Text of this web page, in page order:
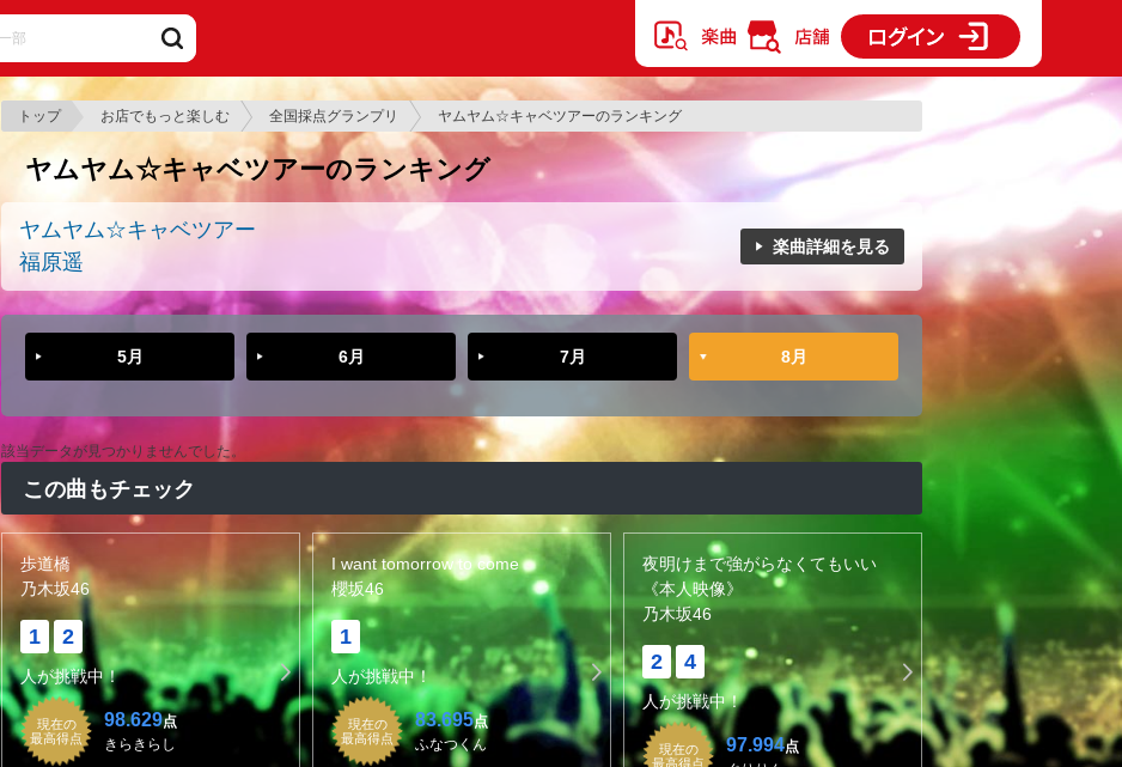
トップ お店でもっと楽しむ 全国採点グランプリ ヤムヤム☆キャベツアーのランキング
ヤムヤム☆キャベツアーのランキング
ヤムヤム☆キャベツアー
福原遥
楽曲詳細を見る
5月 6月 7月 8月
該当データが見つかりませんでした。
この曲もチェック
歩道橋
乃木坂46
1 2
人が挑戦中！
現在の
最高得点
98.629点
きらきらし
I want tomorrow to come
櫻坂46
1
人が挑戦中！
現在の
最高得点
83.695点
ふなつくん
夜明けまで強がらなくてもいい
《本人映像》
乃木坂46
2 4
人が挑戦中！
現在の
最高得点
97.994点